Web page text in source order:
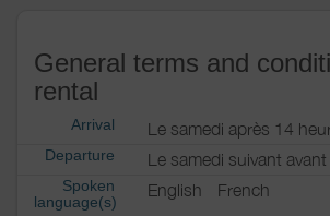
General terms and
rental
Arrival Le samedi après 14
Departure Le samedi suivant
Spoken
language(s)
English French